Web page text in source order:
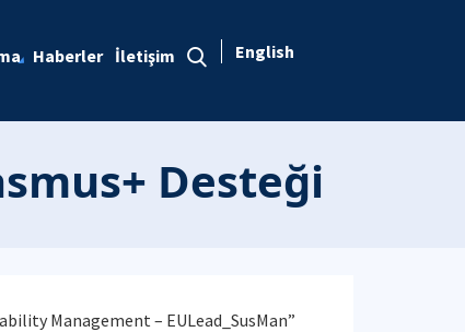
Haberler İletişim English
Desteği
Management – EULead_SusMan”